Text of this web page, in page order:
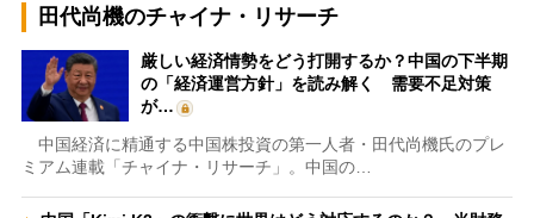
田代尚機のチャイナ・リサーチ
厳しい経済情勢をどう打開するか？中国の下半期
の「経済運営方針」を読み解く 需要不足対策
が…
中国経済に精通する中国株投資の第一人者・田代尚機氏のプレ
ミアム連載「チャイナ・リサーチ」。中国の…